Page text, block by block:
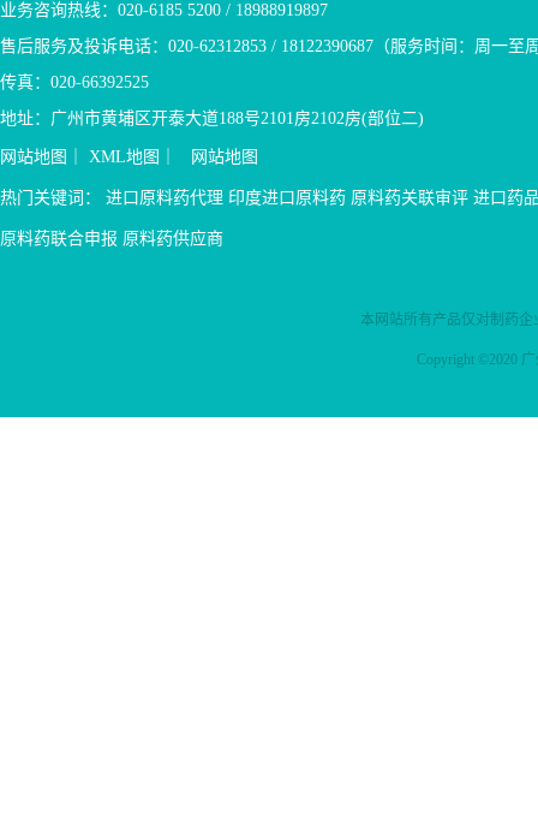
业务咨询热线：020-6185 5200 / 18988919897
售后服务及投诉电话：020-62312853 / 18122390687（服务时间：周一至
传真：020-66392525
地址：广州市黄埔区开泰大道188号2101房2102房(部位二)
网站地图 XML地图 网站地图
热门关键词： 进口原料药代理 印度进口原料药 原料药关联审评 进口药
原料药联合申报 原料药供应商
本网站所有产品仅对制药
Copyright ©2020